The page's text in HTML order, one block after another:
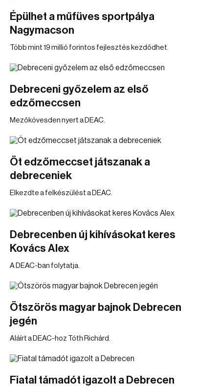
Épülhet a műfüves sportpálya
Nagymacson
Több mint 19 millió forintos fejlesztés kezdődhet.
Debreceni győzelem az első
edzőmeccsen
Mezőkövesden nyert a DEAC.
Öt edzőmeccset játszanak a
debreceniek
Elkezdte a felkészülést a DEAC.
Debrecenben új kihívásokat keres
Kovács Alex
A DEAC-ban folytatja.
Ötszörös magyar bajnok Debrecen
jegén
Aláírt a DEAC-hoz Tóth Richárd.
Fiatal támadót igazolt a Debrecen